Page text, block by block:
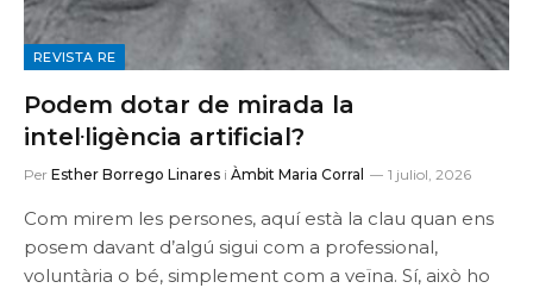
REVISTA RE
Podem dotar de mirada la
intel·ligència artificial?
Per Esther Borrego Linares i Àmbit Maria Corral 1 juliol, 2026
Com mirem les persones, aquí està la clau quan ens
posem davant d’algú sigui com a professional,
voluntària o bé, simplement com a veïna. Sí, això ho